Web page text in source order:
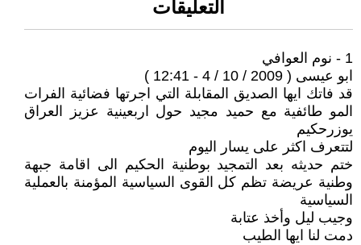
التعليقات
1 - نوم العوافي
ابو عيسى ( 2009 / 10 / 4 - 12:41 )
قد فاتك ايها الصديق المقابلة التي اجرتها فضائية الفرات
المو طائفية مع حميد مجيد حول اربعينية عزيز العراق
يوزرحكيم
لتتعرف اكثر على يسار اليوم
ختم حديثه بعد التمجيد بوطنية الحكيم الى اقامة جبهة
وطنية عريضة تظم كل القوى السياسية المؤمنة بالعملية
السياسية
وجيب ليل وأخذ عتابة
دمت لنا ايها الطيب